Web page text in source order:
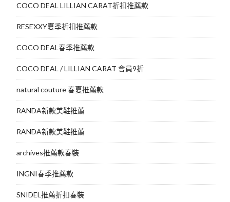
COCO DEAL LILLIAN CARAT折扣推薦款
RESEXXY夏季折扣推薦款
COCO DEAL春季推薦款
COCO DEAL / LILLIAN CARAT 會員9折
natural couture 春夏推薦款
RANDA新款美鞋推薦
RANDA新款美鞋推薦
archives推薦款春裝
INGNI春季推薦款
SNIDEL推薦折扣春裝